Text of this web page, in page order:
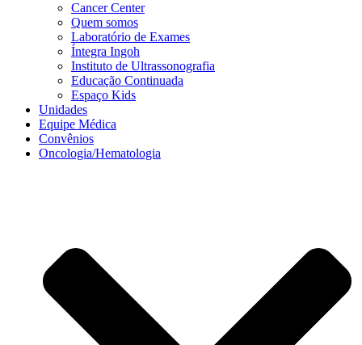
Cancer Center
Quem somos
Laboratório de Exames
Íntegra Ingoh
Instituto de Ultrassonografia
Educação Continuada
Espaço Kids
Unidades
Equipe Médica
Convênios
Oncologia/Hematologia